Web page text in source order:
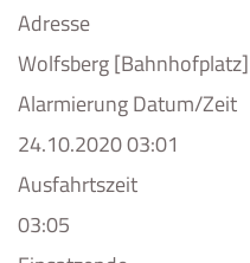
Adresse
Wolfsberg [Bahnhofplatz]
Alarmierung Datum/Zeit
24.10.2020 03:01
Ausfahrtszeit
03:05